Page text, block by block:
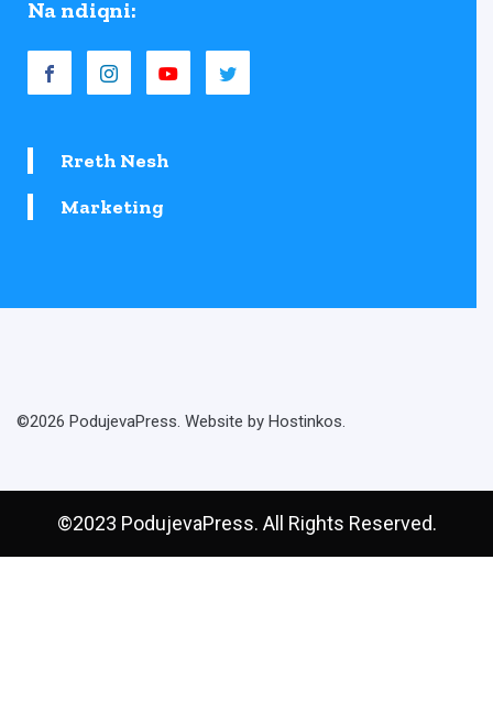
Na ndiqni:
Rreth Nesh
Marketing
©2026 PodujevaPress. Website by Hostinkos.
©2023 PodujevaPress. All Rights Reserved.